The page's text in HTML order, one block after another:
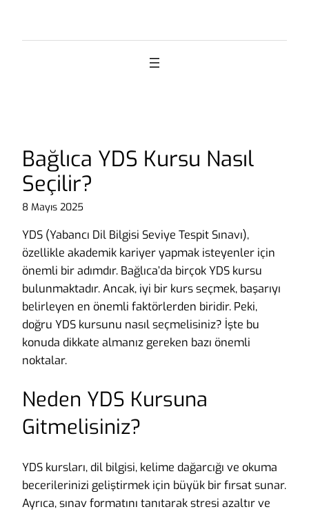
Bağlıca YDS Kursu Nasıl
Seçilir?
8 Mayıs 2025
YDS (Yabancı Dil Bilgisi Seviye Tespit Sınavı),
özellikle akademik kariyer yapmak isteyenler için
önemli bir adımdır. Bağlıca’da birçok YDS kursu
bulunmaktadır. Ancak, iyi bir kurs seçmek, başarıyı
belirleyen en önemli faktörlerden biridir. Peki,
doğru YDS kursunu nasıl seçmelisiniz? İşte bu
konuda dikkate almanız gereken bazı önemli
noktalar.
Neden YDS Kursuna
Gitmelisiniz?
YDS kursları, dil bilgisi, kelime dağarcığı ve okuma
becerilerinizi geliştirmek için büyük bir fırsat sunar.
Ayrıca, sınav formatını tanıtarak stresi azaltır ve